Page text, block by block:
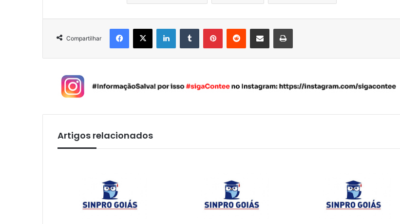
Compartilhar
Artigos relacionados